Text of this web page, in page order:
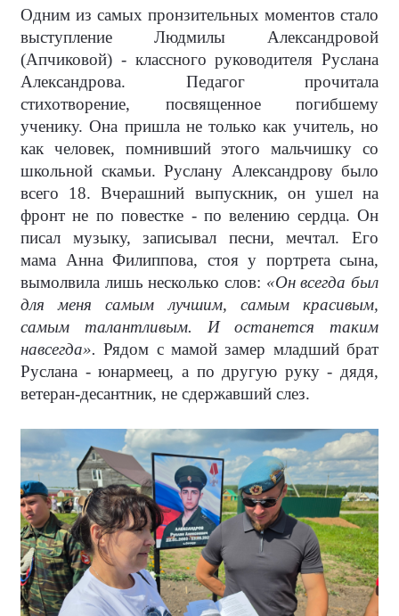
Одним из самых пронзительных моментов стало
выступление Людмилы Александровой
(Апчиковой) - классного руководителя Руслана
Александрова. Педагог прочитала
стихотворение, посвященное погибшему
ученику. Она пришла не только как учитель, но
как человек, помнивший этого мальчишку со
школьной скамьи. Руслану Александрову было
всего 18. Вчерашний выпускник, он ушел на
фронт не по повестке - по велению сердца. Он
писал музыку, записывал песни, мечтал. Его
мама Анна Филиппова, стоя у портрета сына,
вымолвила лишь несколько слов: «Он всегда был
для меня самым лучшим, самым красивым,
самым талантливым. И останется таким
навсегда». Рядом с мамой замер младший брат
Руслана - юнармеец, а по другую руку - дядя,
ветеран-десантник, не сдержавший слез.